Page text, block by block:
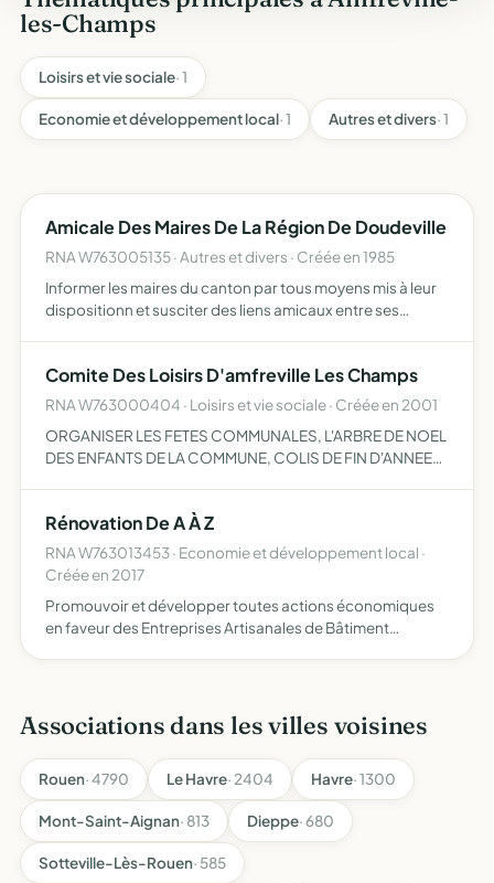
les-Champs
Loisirs et vie sociale· 1
Economie et développement local· 1 Autres et divers· 1
Amicale Des Maires De La Région De Doudeville
RNA W763005135 · Autres et divers · Créée en 1985
Informer les maires du canton par tous moyens mis à leur
dispositionn et susciter des liens amicaux entre ses
Comite Des Loisirs D'amfreville Les Champs
RNA W763000404 · Loisirs et vie sociale · Créée en 2001
ORGANISER LES FETES COMMUNALES, L'ARBRE DE NOEL
DES ENFANTS DE LA COMMUNE, COLIS DE FIN D'ANNEE
Rénovation De A À Z
RNA W763013453 · Economie et développement local ·
Créée en 2017
Promouvoir et développer toutes actions économiques
en faveur des Entreprises Artisanales de Bâtiment
Associations dans les villes voisines
Rouen· 4790 Le Havre· 2404 Havre· 1300
Mont-Saint-Aignan· 813 Dieppe· 680
Sotteville-Lès-Rouen· 585